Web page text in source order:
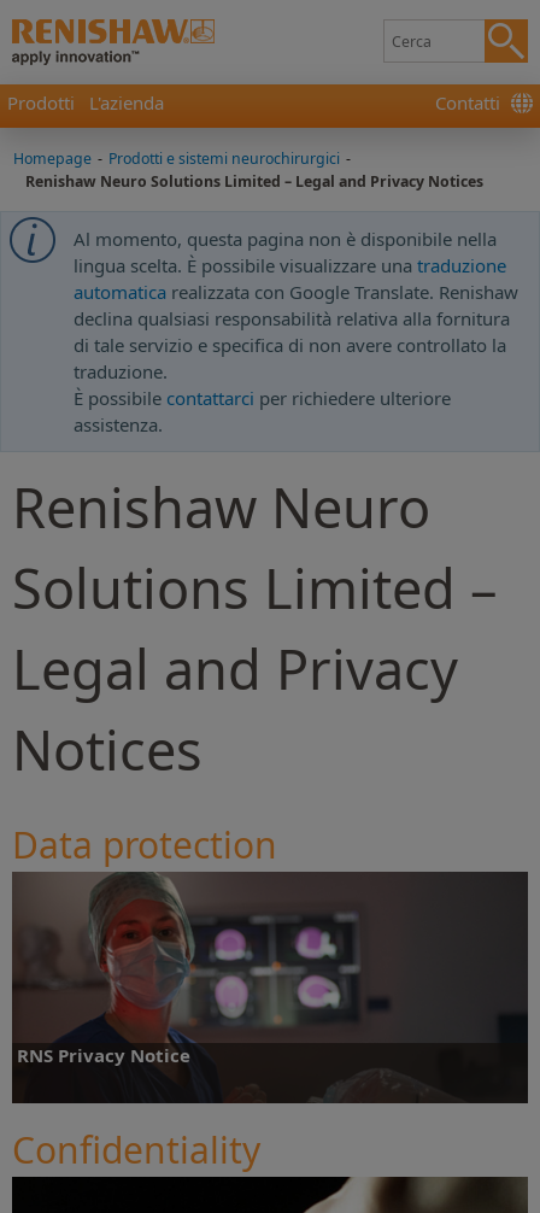
Prodotti L'azienda Contatti
Homepage - Prodotti e sistemi neurochirurgici -
Renishaw Neuro Solutions Limited – Legal and Privacy Notices
Al momento, questa pagina non è disponibile nella
lingua scelta. È possibile visualizzare una traduzione
automatica realizzata con Google Translate. Renishaw
declina qualsiasi responsabilità relativa alla fornitura
di tale servizio e specifica di non avere controllato la
traduzione.
È possibile contattarci per richiedere ulteriore
assistenza.
Renishaw Neuro
Solutions Limited –
Legal and Privacy
Notices
Data protection
RNS Privacy Notice
Confidentiality